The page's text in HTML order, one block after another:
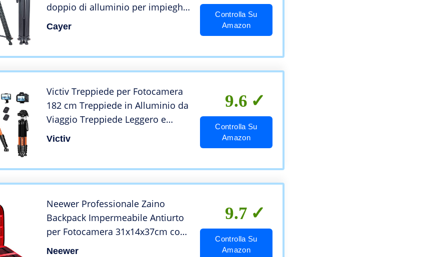
doppio di alluminio per impieghi
gravosi professionale, testina
fluido K3, caricamento massimo
Cayer
Controlla Su
Amazon
Victiv Treppiede per Fotocamera
182 cm Treppiede in Alluminio da
Viaggio Treppiede Leggero e
Compatto con Testa Girevole a 3
Victiv
9.6
Controlla Su
Amazon
Neewer Professionale Zaino
Backpack Impermeabile Antiurto
per Fotocamera 31x14x37cm con
Tasca Laterale per Treppiedi, per
Neewer
9.7
Controlla Su
Amazon